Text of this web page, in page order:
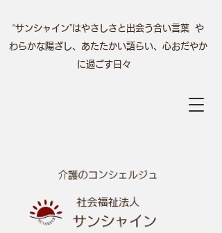
“サンシャイン”はやさしさと出会う合い言葉 や
わらかな陽ざし、あたたかい語らい、心おだやか
に過ごす日々